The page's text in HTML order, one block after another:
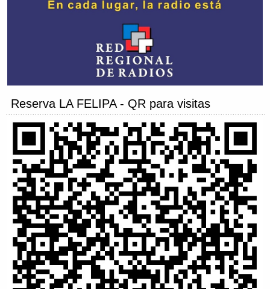
Reserva LA FELIPA - QR para visitas